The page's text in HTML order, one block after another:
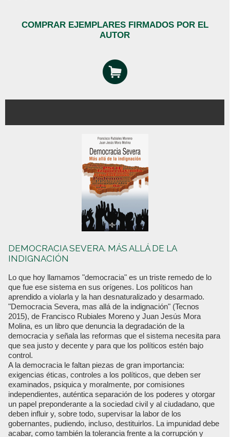
COMPRAR EJEMPLARES FIRMADOS POR EL
AUTOR
DEMOCRACIA SEVERA. MÁS ALLÁ DE LA
INDIGNACIÓN
Lo que hoy llamamos "democracia" es un triste remedo de lo
que fue ese sistema en sus orígenes. Los políticos han
aprendido a violarla y la han desnaturalizado y desarmado.
"Democracia Severa, mas allá de la indignación" (Tecnos
2015), de Francisco Rubiales Moreno y Juan Jesús Mora
Molina, es un libro que denuncia la degradación de la
democracia y señala las reformas que el sistema necesita para
que sea justo y decente y para que los políticos estén bajo
control.
A la democracia le faltan piezas de gran importancia:
exigencias éticas, controles a los políticos, que deben ser
examinados, psiquica y moralmente, por comisiones
independientes, auténtica separación de los poderes y otorgar
un papel preponderante a la sociedad civil y al ciudadano, que
deben influir y, sobre todo, supervisar la labor de los
gobernantes, pudiendo, incluso, destituirlos. La impunidad debe
acabar, como también la tolerancia frente a la corrupción y